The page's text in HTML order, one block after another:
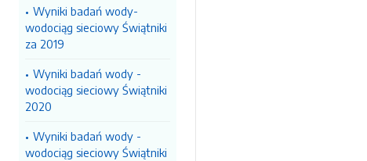
Wyniki badań wody-
wodociąg sieciowy Świątniki
za 2019
Wyniki badań wody -
wodociąg sieciowy Świątniki
2020
Wyniki badań wody -
wodociąg sieciowy Świątniki